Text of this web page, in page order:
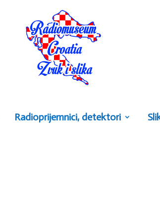
Radioprijemnici, detektori